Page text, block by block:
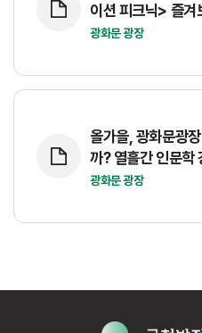
이션 피크닉> 즐겨
광화문 광장
올가을, 광화문광
까? 열흘간 인문학
광화문 광장